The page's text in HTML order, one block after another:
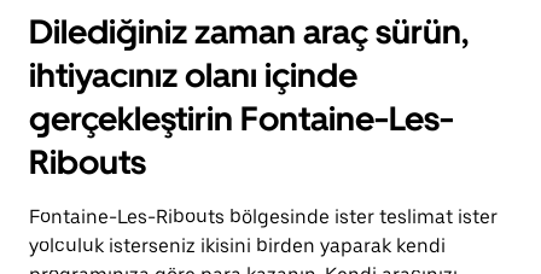
Dilediğiniz zaman araç sürün,
ihtiyacınız olanı içinde
gerçekleştirin Fontaine-Les-
Ribouts
Fontaine-Les-Ribouts bölgesinde ister teslimat ister
yolculuk isterseniz ikisini birden yaparak kendi